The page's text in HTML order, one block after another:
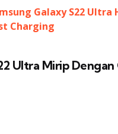
Galaxy S22 Ultra
Charging
Ultra Mirip